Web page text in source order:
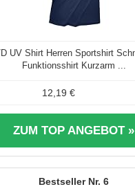
UV Shirt Herren Sportshirt
Funktionsshirt Kurzarm ...
12,19 €
ZUM TOP ANGEBOT »
6